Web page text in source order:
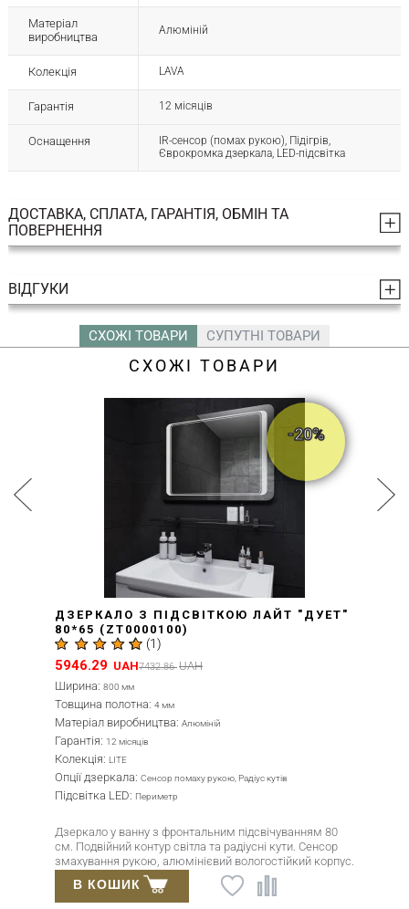
Матеріал
виробництва
Алюміній
Колекція LAVA
Гарантія 12 місяців
Оснащення
ІR-сенсор (помах рукою), Підігрів,
Єврокромка дзеркала, LED-підсвітка
ДОСТАВКА, СПЛАТА, ГАРАНТІЯ, ОБМІН ТА
ПОВЕРНЕННЯ
ВІДГУКИ
СХОЖІ ТОВАРИ СУПУТНІ ТОВАРИ
СХОЖІ ТОВАРИ
-20%
ДЗЕРКАЛО З ПІДСВІТКОЮ ЛАЙТ "ДУЕТ"
80*65 (ZT0000100)
(1)
5946.29 UAH7432.86 UAH
Ширина: 800 мм
Товщина полотна: 4 мм
Матеріал виробництва: Алюміній
Гарантія: 12 місяців
Колекція: LITE
Опції дзеркала: Сенсор помаху рукою, Радіус кутів
Підсвітка LED: Периметр
Дзеркало у ванну з фронтальним підсвічуванням 80
см. Подвійний контур світла та радіусні кути. Сенсор
змахування рукою, алюмінієвий вологостійкий корпус.
Імпортне дзеркало Mirox 3G товщиною 4 мм.
В КОШИК